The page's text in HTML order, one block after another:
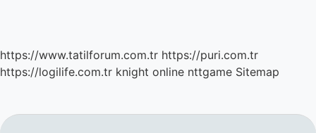
https://www.tatilforum.com.tr https://puri.com.tr
https://logilife.com.tr knight online nttgame Sitemap